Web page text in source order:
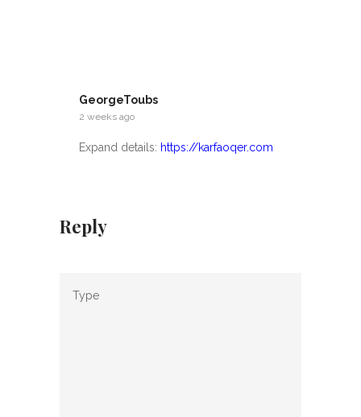
GeorgeToubs
2 weeks ago
Expand details: https://karfaoqer.com
Reply